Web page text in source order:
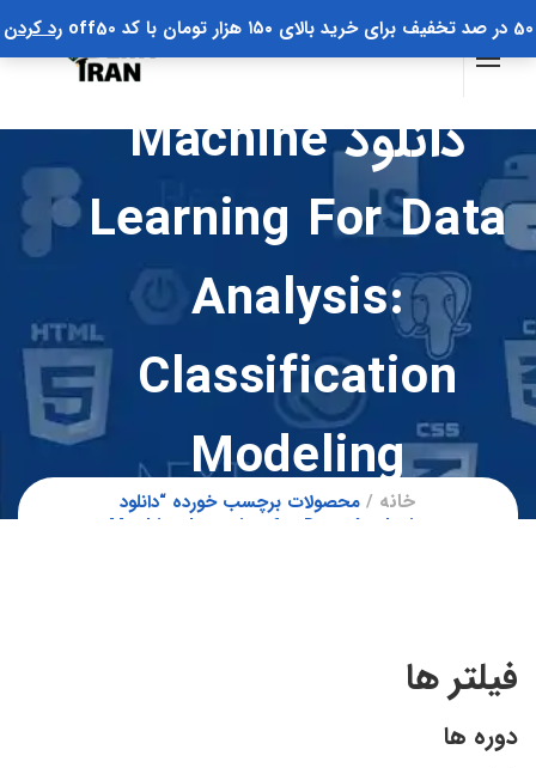
50 در صد تخفیف برای خرید بالای ۱۵۰ هزار تومان با کد off50 رد کردن
دانلود Machine
Learning For Data
Analysis:
Classification
Modeling
خانه
محصولات برچسب خورده “دانلود
Machine Learning for Data Analysis:
فیلتر ها
دوره ها